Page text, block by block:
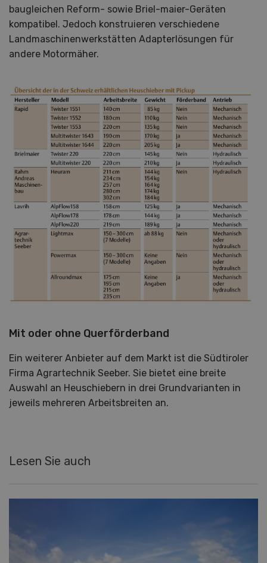
baugleichen Reform- sowie Briel-maier-Geräten
kompatibel. Jedoch konstruieren verschiedene
Landmaschinenwerkstätten Adapterlösungen für
andere Motormäher.
Mit oder ohne Querförderband
Ein weiterer Anbieter auf dem Markt ist die Südtiroler
Firma Agrartechnik Seeber. Sie bietet eine breite
Auswahl an Heuschiebern in drei Grundvarianten in
jeweils mehreren Arbeitsbreiten an.
Lesen Sie auch